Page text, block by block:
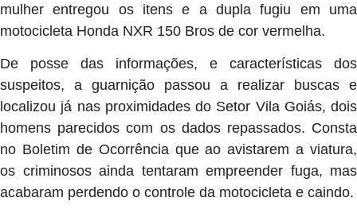
mulher entregou os itens e a dupla fugiu em uma
motocicleta Honda NXR 150 Bros de cor vermelha.
De posse das informações, e características dos
suspeitos, a guarnição passou a realizar buscas e
localizou já nas proximidades do Setor Vila Goiás, dois
homens parecidos com os dados repassados. Consta
no Boletim de Ocorrência que ao avistarem a viatura,
os criminosos ainda tentaram empreender fuga, mas
acabaram perdendo o controle da motocicleta e caindo.